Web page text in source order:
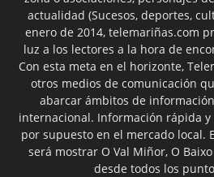
actualidad (Sucesos, deportes,
enero de 2014, telemariñas.com
luz a los lectores a la hora de
Con esta meta en el horizonte,
otros medios de comunicación
abarcar ámbitos de
internacional. Información rápida
por supuesto en el mercado local.
será mostrar O Val Miñor, O
desde todos los